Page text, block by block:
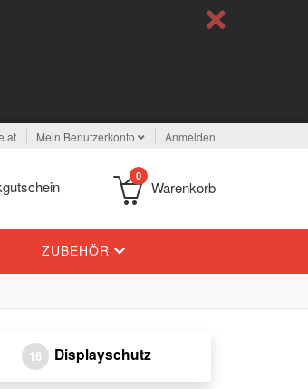
Mein Benutzerkonto Anmelden
0
Warenkorb
ZUBEHÖR
16 Displayschutz